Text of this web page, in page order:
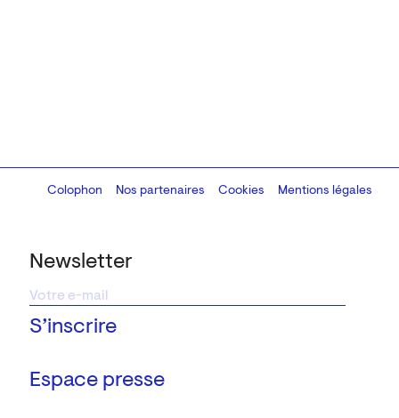
Newsletter
Espace presse
Colophon
Design:Marcel Kaczmarek, code:8080.studio
Nos partenaires Cookies Mentions légales